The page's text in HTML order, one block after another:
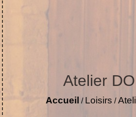
Atelier
Accueil / Loisirs /